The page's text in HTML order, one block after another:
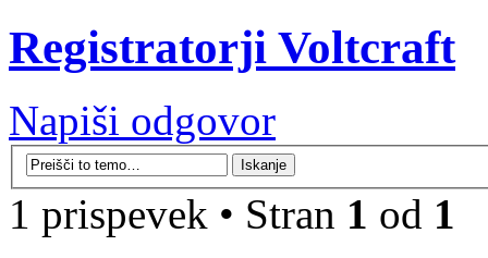
Registratorji Voltcraft
Napiši odgovor
1 prispevek • Stran 1 od 1